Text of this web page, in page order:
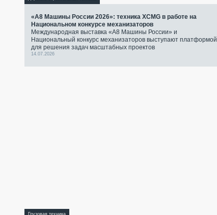
«А8 Машины России 2026»: техника XCMG в работе на
Национальном конкурсе механизаторов
Международная выставка «А8 Машины России» и
Национальный конкурс механизаторов выступают платформой
для решения задач масштабных проектов
14.07.2026